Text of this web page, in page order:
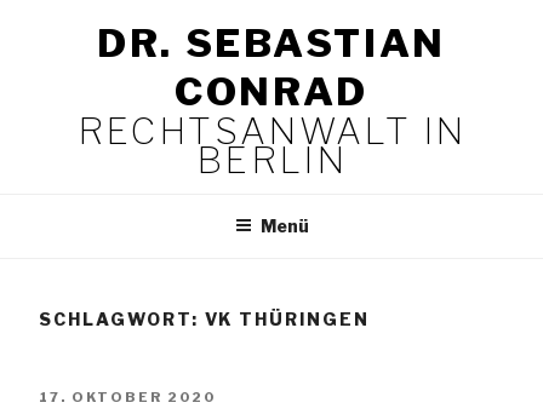
DR. SEBASTIAN
CONRAD
RECHTSANWALT IN
BERLIN
Menü
SCHLAGWORT: VK THÜRINGEN
VERÖFFENTLICHT
17. OKTOBER 2020